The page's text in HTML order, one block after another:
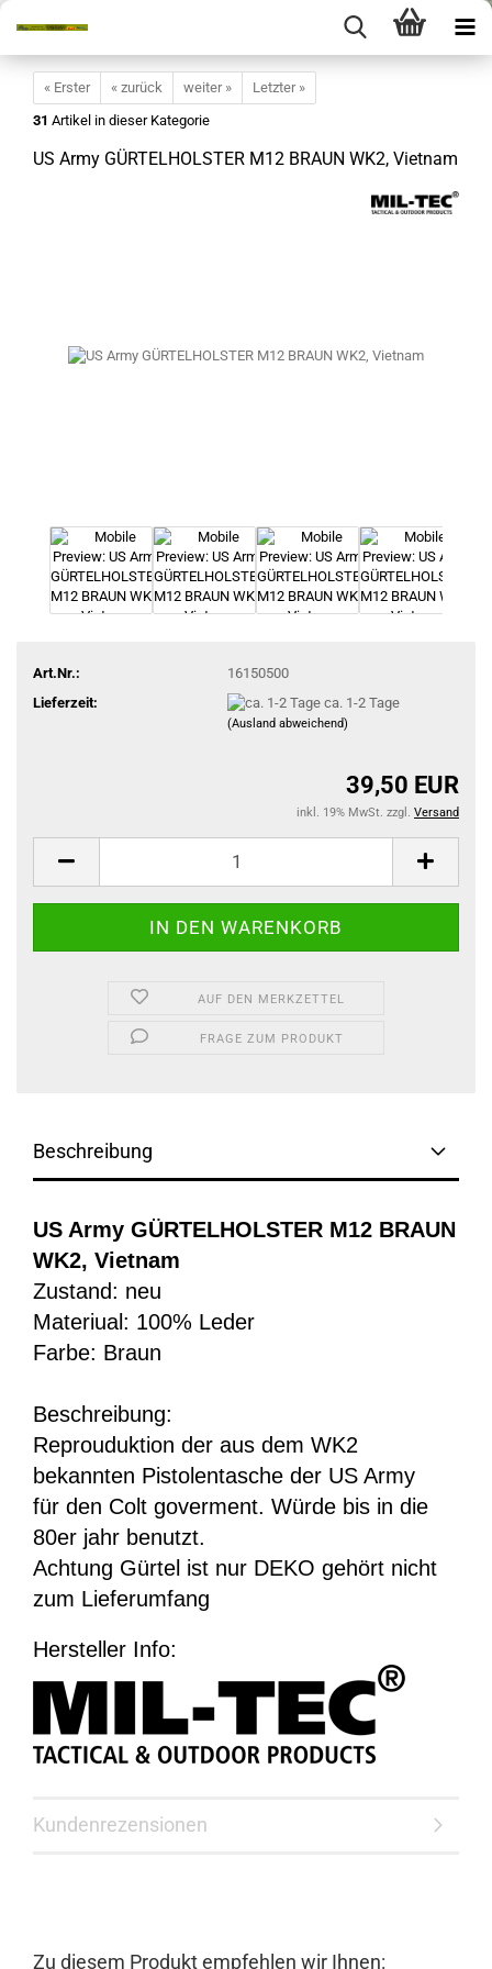
« Erster « zurück weiter »
Letzter »
31 Artikel in dieser Kategorie
US Army GÜRTELHOLSTER M12 BRAUN WK2, Vietnam
Art.Nr.:
16150500
Lieferzeit:
ca. 1-2 Tage
(Ausland abweichend)
39,50 EUR
inkl. 19% MwSt. zzgl. Versand
AUF DEN MERKZETTEL
FRAGE ZUM PRODUKT
Beschreibung
US Army GÜRTELHOLSTER M12 BRAUN
WK2, Vietnam
Zustand: neu
Materiual: 100% Leder
Farbe: Braun
Beschreibung:
Reprouduktion der aus dem WK2
bekannten Pistolentasche der US Army
für den Colt goverment. Würde bis in die
80er jahr benutzt.
Achtung Gürtel ist nur DEKO gehört nicht
zum Lieferumfang
Hersteller Info:
Kundenrezensionen
Zu diesem Produkt empfehlen wir Ihnen: